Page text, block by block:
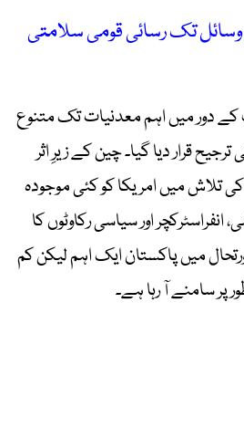
تک رسائی قومی سلامتی
دور میں اہم معدنیات تک متنوع
قرار دیا گیا۔ چین کے زیرِ اثر
تلاش میں امریکا کو کئی موجودہ
اور سیاسی رکاوٹوں کا
میں پاکستان ایک اہم لیکن کم
پر سامنے آ رہا ہے۔